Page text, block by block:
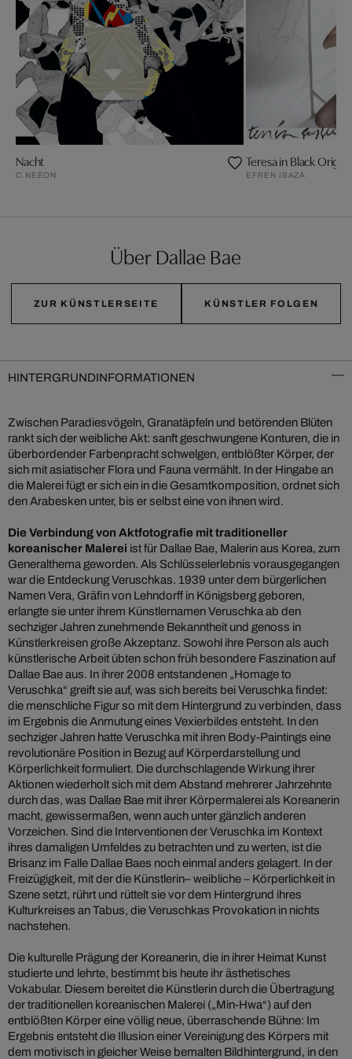
Nacht
C.NEEON
Teresa in Black
EFREN ISAZA
Über Dallae Bae
ZUR KÜNSTLERSEITE KÜNSTLER FOLGEN
HINTERGRUNDINFORMATIONEN
Zwischen Paradiesvögeln, Granatäpfeln und betörenden Blüten
rankt sich der weibliche Akt: sanft geschwungene Konturen, die in
überbordender Farbenpracht schwelgen, entblößter Körper, der
sich mit asiatischer Flora und Fauna vermählt. In der Hingabe an
die Malerei fügt er sich ein in die Gesamtkomposition, ordnet sich
den Arabesken unter, bis er selbst eine von ihnen wird.
Die Verbindung von Aktfotografie mit traditioneller
koreanischer Malerei ist für Dallae Bae, Malerin aus Korea, zum
Generalthema geworden. Als Schlüsselerlebnis vorausgegangen
war die Entdeckung Veruschkas. 1939 unter dem bürgerlichen
Namen Vera, Gräfin von Lehndorff in Königsberg geboren,
erlangte sie unter ihrem Künstlernamen Veruschka ab den
sechziger Jahren zunehmende Bekanntheit und genoss in
Künstlerkreisen große Akzeptanz. Sowohl ihre Person als auch
künstlerische Arbeit übten schon früh besondere Faszination auf
Dallae Bae aus. In ihrer 2008 entstandenen „Homage to
Veruschka“ greift sie auf, was sich bereits bei Veruschka findet:
die menschliche Figur so mit dem Hintergrund zu verbinden, dass
im Ergebnis die Anmutung eines Vexierbildes entsteht. In den
sechziger Jahren hatte Veruschka mit ihren Body-Paintings eine
revolutionäre Position in Bezug auf Körperdarstellung und
Körperlichkeit formuliert. Die durchschlagende Wirkung ihrer
Aktionen wiederholt sich mit dem Abstand mehrerer Jahrzehnte
durch das, was Dallae Bae mit ihrer Körpermalerei als Koreanerin
macht, gewissermaßen, wenn auch unter gänzlich anderen
Vorzeichen. Sind die Interventionen der Veruschka im Kontext
ihres damaligen Umfeldes zu betrachten und zu werten, ist die
Brisanz im Falle Dallae Baes noch einmal anders gelagert. In der
Freizügigkeit, mit der die Künstlerin– weibliche – Körperlichkeit in
Szene setzt, rührt und rüttelt sie vor dem Hintergrund ihres
Kulturkreises an Tabus, die Veruschkas Provokation in nichts
nachstehen.
Die kulturelle Prägung der Koreanerin, die in ihrer Heimat Kunst
studierte und lehrte, bestimmt bis heute ihr ästhetisches
Vokabular. Diesem bereitet die Künstlerin durch die Übertragung
der traditionellen koreanischen Malerei („Min-Hwa“) auf den
entblößten Körper eine völlig neue, überraschende Bühne: Im
Ergebnis entsteht die Illusion einer Vereinigung des Körpers mit
dem motivisch in gleicher Weise bemalten Bildhintergrund, in den